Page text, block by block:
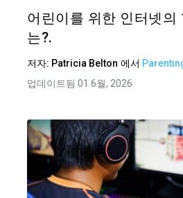
어린이를 위한 인터넷의
는?.
저자: Patricia Belton 에서
업데이트됨 01 6월, 2026